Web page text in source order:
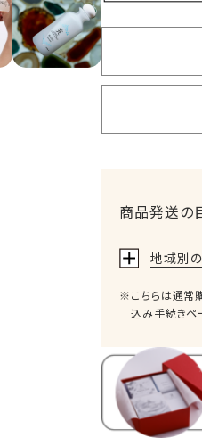
商品発送の
地域別
こちらは通常
込み手続きペ